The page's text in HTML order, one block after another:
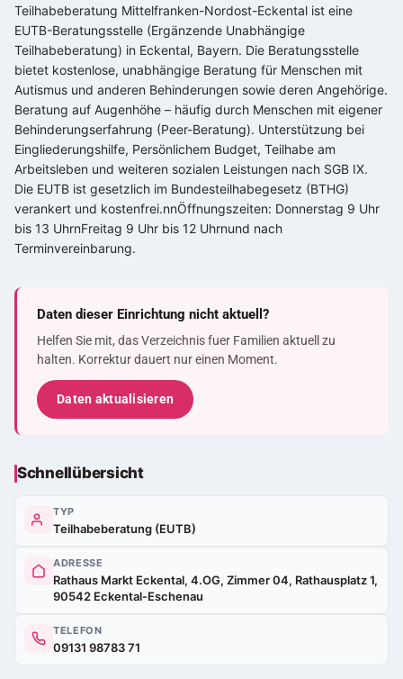
Teilhabeberatung Mittelfranken-Nordost-Eckental ist eine
EUTB-Beratungsstelle (Ergänzende Unabhängige
Teilhabeberatung) in Eckental, Bayern. Die Beratungsstelle
bietet kostenlose, unabhängige Beratung für Menschen mit
Autismus und anderen Behinderungen sowie deren Angehörige.
Beratung auf Augenhöhe – häufig durch Menschen mit eigener
Behinderungserfahrung (Peer-Beratung). Unterstützung bei
Eingliederungshilfe, Persönlichem Budget, Teilhabe am
Arbeitsleben und weiteren sozialen Leistungen nach SGB IX.
Die EUTB ist gesetzlich im Bundesteilhabegesetz (BTHG)
verankert und kostenfrei.nnÖffnungszeiten: Donnerstag 9 Uhr
bis 13 UhrnFreitag 9 Uhr bis 12 Uhrnund nach
Terminvereinbarung.
Daten dieser Einrichtung nicht aktuell?
Helfen Sie mit, das Verzeichnis fuer Familien aktuell zu
halten. Korrektur dauert nur einen Moment.
Daten aktualisieren
Schnellübersicht
TYP
Teilhabeberatung (EUTB)
ADRESSE
Rathaus Markt Eckental, 4.OG, Zimmer 04, Rathausplatz 1,
90542 Eckental-Eschenau
TELEFON
09131 98783 71